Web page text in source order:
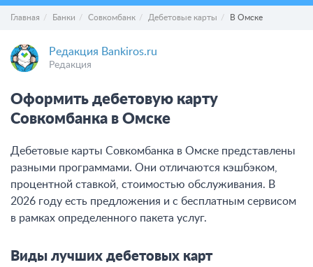
Главная Банки Совкомбанк Дебетовые карты В Омске
Редакция Bankiros.ru
Редакция
Оформить дебетовую карту
Совкомбанка в Омске
Дебетовые карты Совкомбанка в Омске представлены
разными программами. Они отличаются кэшбэком,
процентной ставкой, стоимостью обслуживания. В
2026 году есть предложения и с бесплатным сервисом
в рамках определенного пакета услуг.
Виды лучших дебетовых карт